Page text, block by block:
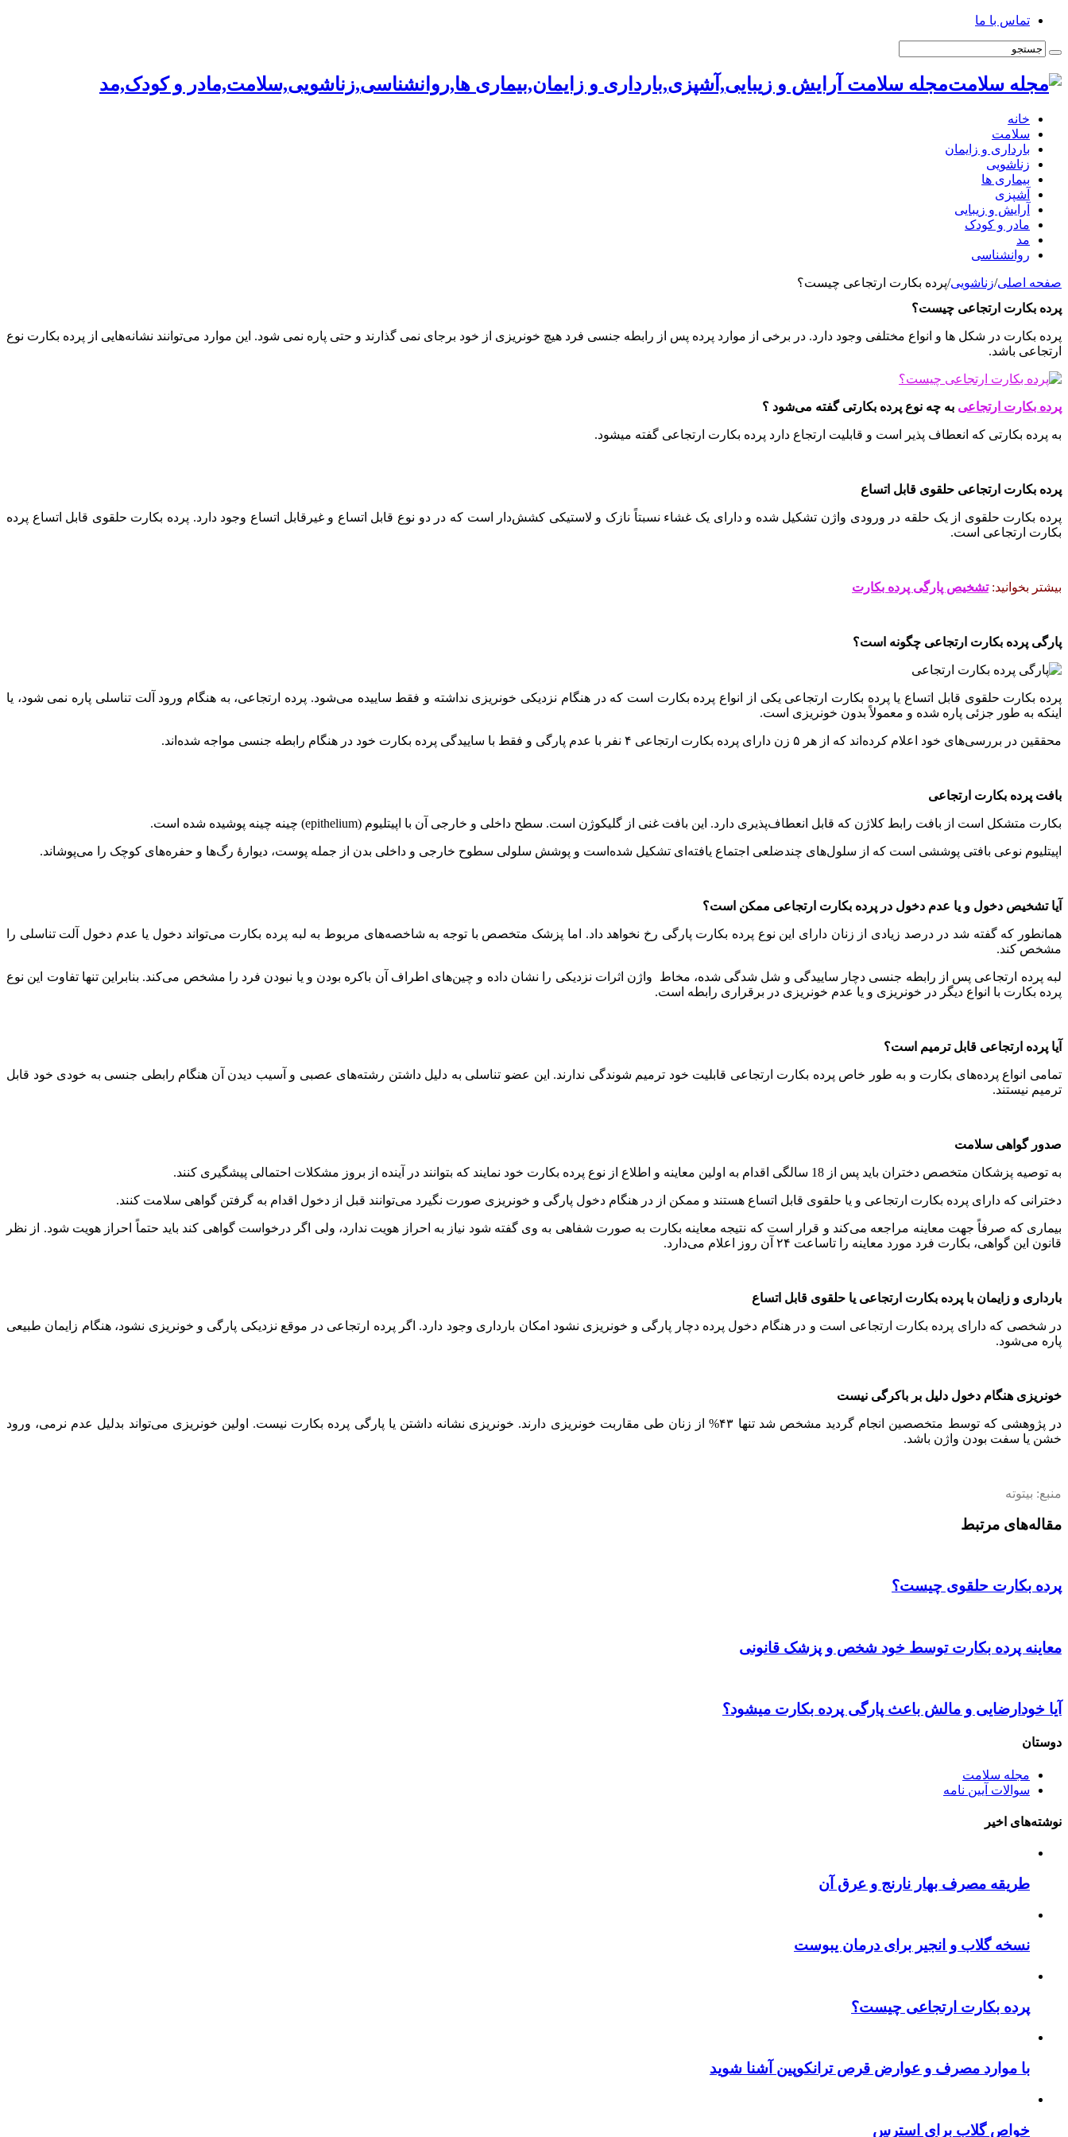
تماس با ما
مجله سلامت آرایش و زیبایی,آشپزی,بارداری و زایمان,بیماری ها,روانشناسی,زناشویی,سلامت,مادر و کودک,مد
خانه
سلامت
بارداری و زایمان
زناشویی
بیماری ها
آشپزی
آرایش و زیبایی
مادر و کودک
مد
روانشناسی
صفحه اصلی/زناشویی/پرده بکارت ارتجاعی چیست؟
پرده بکارت ارتجاعی چیست؟
پرده بکارت در شکل ها و انواع مختلفی وجود دارد. در برخی از موارد پرده پس از رابطه جنسی فرد هیچ خونریزی از خود برجای نمی گذارند و حتی پاره نمی شود. این موارد می‌توانند نشانه‌هایی از پرده بکارت نوع
ارتجاعی باشد.
پرده بکارت ارتجاعی به چه نوع پرده بکارتی گفته می‌شود ؟
به پرده بکارتی که انعطاف پذیر است و قابلیت ارتجاع دارد پرده بکارت ارتجاعی گفته میشود.
پرده بکارت ارتجاعی حلقوی قابل اتساع
پرده‌ بکارت حلقوی از یک حلقه در ورودی واژن تشکیل شده و دارای یک غشاء نسبتاً نازک و لاستیکی کشش‌دار است که در دو نوع قابل اتساع و غیرقابل اتساع وجود دارد. پرده بکارت حلقوی قابل اتساع پرده
بکارت ارتجاعی است.
بیشتر بخوانید: تشخیص پارگی پرده بکارت
پارگی پرده بکارت ارتجاعی چگونه است؟
پرده بکارت حلقوی قابل اتساع یا پرده بکارت ارتجاعی یکی از انواع پرده بکارت است که در هنگام نزدیکی خونریزی نداشته و فقط ساییده می‌شود. پرده ارتجاعی، به هنگام ورود آلت تناسلی پاره نمی شود، یا
اینکه به طور جزئی پاره شده و معمولاً بدون خونریزی است.
محققین در بررسی‌های خود اعلام کرده‌اند که از هر ۵ زن دارای پرده بکارت ارتجاعی ۴ نفر با عدم پارگی و فقط با ساییدگی پرده بکارت خود در هنگام رابطه جنسی مواجه شده‌اند.
بافت پرده بکارت ارتجاعی
بکارت متشکل است از بافت رابط کلاژن که قابل انعطاف‌پذیری دارد. این بافت غنی از گلیکوژن است. سطح داخلی و خارجی آن با اپیتلیوم (epithelium) چینه چینه پوشیده شده است.
اپیتلیوم نوعی بافتی پوششی است که از سلول‌های چندضلعی اجتماع یافته‌ای تشکیل شده‌است و پوشش سلولی سطوح خارجی و داخلی بدن از جمله پوست، دیوارهٔ رگ‌ها و حفره‌های کوچک را می‌پوشاند.
آیا تشخیص دخول و یا عدم دخول در پرده بکارت ارتجاعی ممکن است؟
همانطور که گفته شد در درصد زیادی از زنان دارای این نوع پرده بکارت پارگی رخ نخواهد داد. اما پزشک متخصص با توجه به شاخصه‌های مربوط به لبه پرده بکارت می‌تواند دخول یا عدم دخول آلت تناسلی را
مشخص کند.
لبه پرده ارتجاعی پس از رابطه جنسی دچار ساییدگی و شل شدگی شده، مخاط واژن اثرات نزدیکی را نشان داده و چین‌های اطراف آن باکره بودن و یا نبودن فرد را مشخص می‌کند. بنابراین تنها تفاوت این نوع
پرده بکارت با انواع دیگر در خونریزی و یا عدم خونریزی در برقراری رابطه است.
آیا پرده ارتجاعی قابل ترمیم است؟
تمامی انواع پرده‌های بکارت و به طور خاص پرده بکارت ارتجاعی قابلیت خود ترمیم شوندگی ندارند. این عضو تناسلی به دلیل داشتن رشته‌های عصبی و آسیب دیدن آن هنگام رابطی جنسی به خودی خود قابل
ترمیم نیستند.
صدور گواهی سلامت
به توصیه پزشکان متخصص دختران باید پس از 18 سالگی اقدام به اولین معاینه و اطلاع از نوع پرده بکارت خود نمایند که بتوانند در آینده از بروز مشکلات احتمالی پیشگیری کنند.
دخترانی که دارای پرده بکارت ارتجاعی و یا حلقوی قابل اتساع هستند و ممکن از در هنگام دخول پارگی و خونریزی صورت نگیرد می‌توانند قبل از دخول اقدام به گرفتن گواهی سلامت کنند.
بیماری که صرفاً جهت معاینه مراجعه می‌کند و قرار است که نتیجه معاینه بکارت به صورت شفاهی به وی گفته شود نیاز به احراز هویت ندارد، ولی اگر درخواست گواهی کند باید حتماً احراز هویت شود. از نظر
قانون این گواهی، بکارت فرد مورد معاینه را تاساعت ۲۴ آن روز اعلام می‌دارد.
بارداری و زایمان با پرده بکارت ارتجاعی یا حلقوی قابل اتساع
در شخصی که دارای پرده بکارت ارتجاعی است و در هنگام دخول پرده دچار پارگی و خونریزی نشود امکان بارداری وجود دارد. اگر پرده ارتجاعی در موقع نزدیکی پارگی و خونریزی نشود، هنگام زایمان طبیعی
پاره می‌شود.
خونریزی هنگام دخول دلیل بر باکرگی نیست
در پژوهشی که توسط متخصصین انجام گردید مشخص شد تنها ۴۳% از زنان طی مقاربت خونریزی دارند. خونریزی نشانه داشتن یا پارگی پرده بکارت نیست. اولین خونریزی می‌تواند بدلیل عدم نرمی، ورود
خشن یا سفت بودن واژن باشد.
منبع: بیتوته
مقاله‌های مرتبط
پرده بکارت حلقوی چیست؟
معاینه پرده بکارت توسط خود شخص و پزشک قانونی
آیا خودارضایی و مالش باعث پارگی پرده بکارت میشود؟
دوستان
مجله سلامت
سوالات آیین نامه
نوشته‌های اخیر
طریقه مصرف بهار نارنج و عرق آن
نسخه گلاب و انجیر برای درمان یبوست
پرده بکارت ارتجاعی چیست؟
با موارد مصرف و عوارض قرص ترانکوپین آشنا شوید
خواص گلاب برای استرس